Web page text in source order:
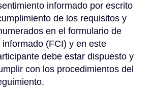
informado por escrito
de los requisitos y
en el formulario de
(FCI) y en este
debe estar dispuesto y
con los procedimientos del